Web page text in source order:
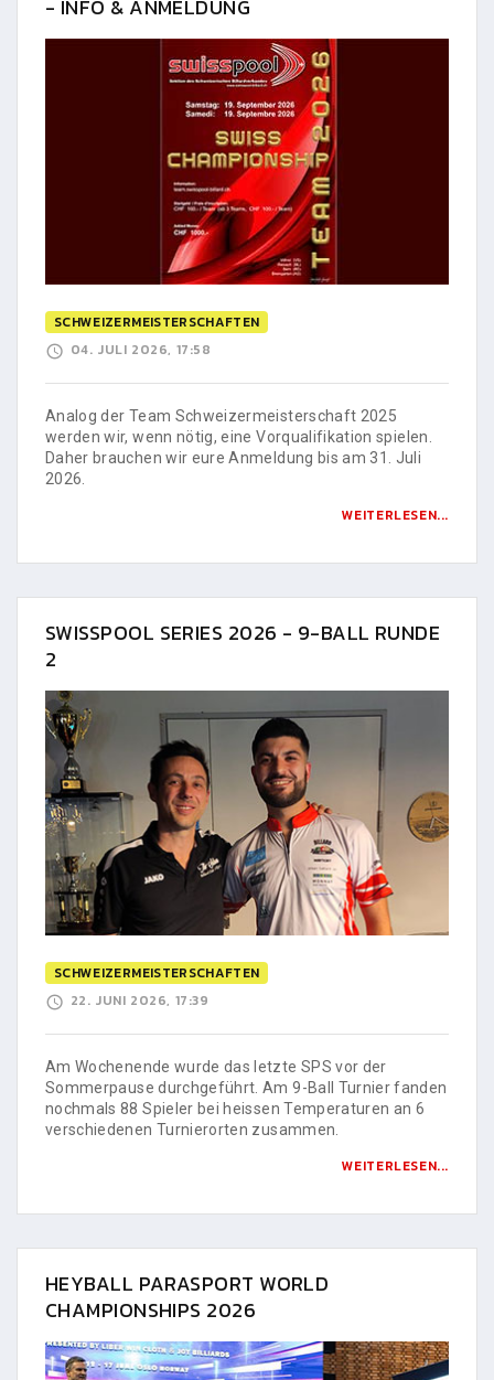
- INFO & ANMELDUNG
SCHWEIZERMEISTERSCHAFTEN
04. JULI 2026, 17:58
Analog der Team Schweizermeisterschaft 2025
werden wir, wenn nötig, eine Vorqualifikation spielen.
Daher brauchen wir eure Anmeldung bis am 31. Juli
2026.
WEITERLESEN...
SWISSPOOL SERIES 2026 - 9-BALL RUNDE
2
SCHWEIZERMEISTERSCHAFTEN
22. JUNI 2026, 17:39
Am Wochenende wurde das letzte SPS vor der
Sommerpause durchgeführt. Am 9-Ball Turnier fanden
nochmals 88 Spieler bei heissen Temperaturen an 6
verschiedenen Turnierorten zusammen.
WEITERLESEN...
HEYBALL PARASPORT WORLD
CHAMPIONSHIPS 2026